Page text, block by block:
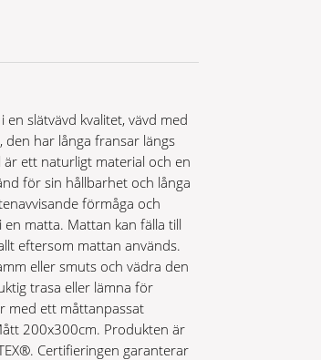
slätvävd kvalitet, vävd med
har långa fransar längs
ett naturligt material och en
för sin hållbarhet och långa
förmåga och
matta. Mattan kan fälla till
eftersom mattan används.
eller smuts och vädra den
trasa eller lämna för
med ett måttanpassat
200x300cm. Produkten är
Certifieringen garanterar